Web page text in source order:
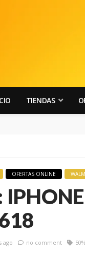
TIENDAS
OFERTAS ONLINE
ago no comment